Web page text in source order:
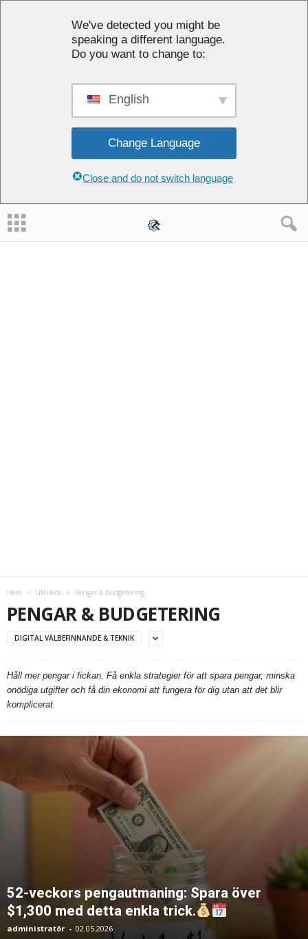
We've detected you might be
speaking a different language.
Do you want to change to:
English
Change Language
Close and do not switch language
Hem LifeHack Pengar & budgetering
PENGAR & BUDGETERING
DIGITAL VÄLBEFINNANDE & TEKNIK
Håll mer pengar i fickan. Få enkla strategier för att spara pengar, minska
onödiga utgifter och få din ekonomi att fungera för dig utan att det blir
komplicerat.
52-veckors pengautmaning: Spara över
$1,300 med detta enkla trick.
administratör - 02.05.2026